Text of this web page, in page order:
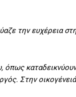
την ευχέρεια
Στην